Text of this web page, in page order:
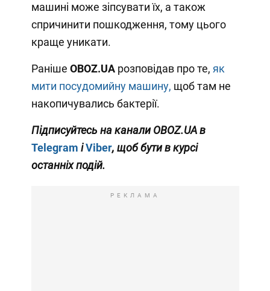
машині може зіпсувати їх, а також
спричинити пошкодження, тому цього
краще уникати.
Раніше OBOZ.UA розповідав про те, як
мити посудомийну машину, щоб там не
накопичувались бактерії.
Підписуйтесь на канали OBOZ.UA в
Telegram іViber, щоб бути в курсі
останніх подій.
РЕКЛАМА